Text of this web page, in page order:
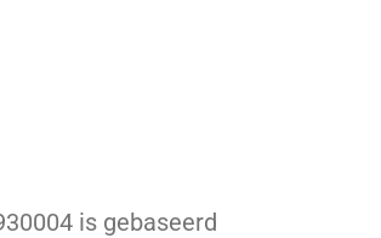
is gebaseerd